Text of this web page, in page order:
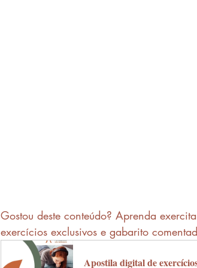
Gostou deste conteúdo? Aprenda
exercícios exclusivos e gabarito
Apostila digital de